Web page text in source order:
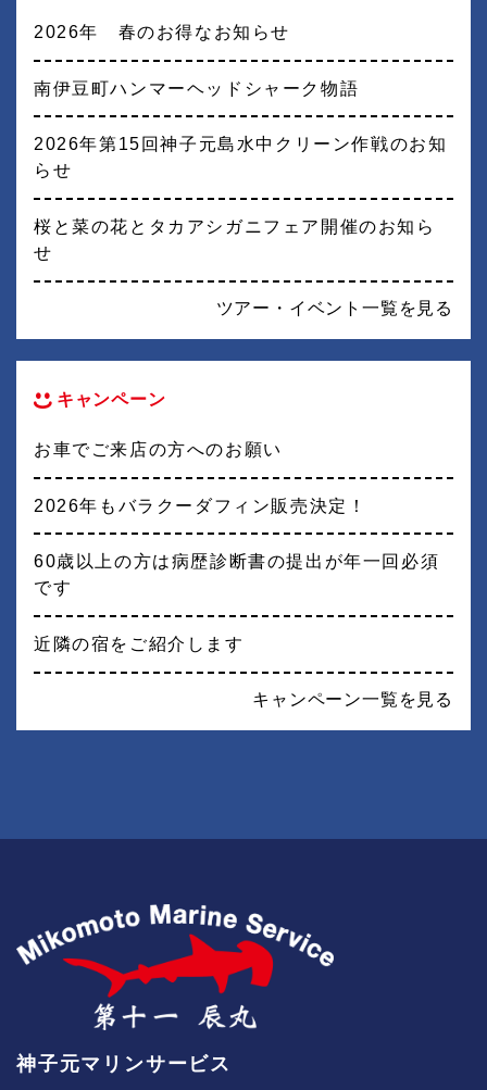
2026年 春のお得なお知らせ
南伊豆町ハンマーヘッドシャーク物語
2026年第15回神子元島水中クリーン作戦のお知
らせ
桜と菜の花とタカアシガニフェア開催のお知ら
せ
ツアー・イベント一覧を見る
キャンペーン
お車でご来店の方へのお願い
2026年もバラクーダフィン販売決定！
60歳以上の方は病歴診断書の提出が年一回必須
です
近隣の宿をご紹介します
キャンペーン一覧を見る
神子元マリンサービス